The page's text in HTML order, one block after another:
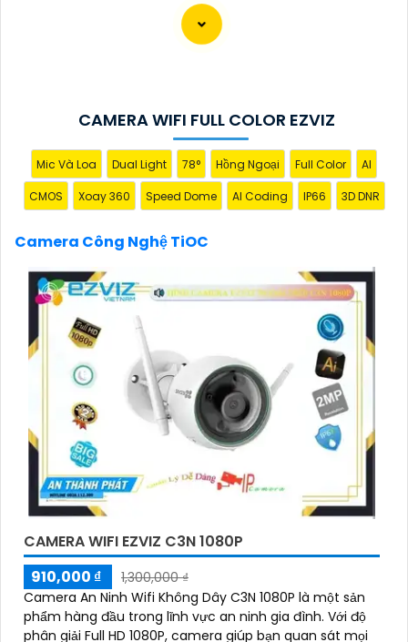
(Thermal Imaging for Object Classification). Được
thiết kế để cung cấp hình ảnh sắt nét và chất lượng
cao trong mọi điều kiện ánh sáng, camera TiOC là sự
lựa chọn lý tưởng để bảo vệ ngôi nhà hay doanh
nghiệp của bạn.
rõ ràng giữa người và vật thể khác, giúp hạn chế tối
đa việc báo động giả và gửi cảnh báo khi phát hiện
sự việc đáng ngờ. Camera TiOC cũng được trang bị
cảm biến hồng ngoại và công nghệ AI để giữ cho
hình ảnh luôn rõ ràng, ngay cả trong điều kiện ánh
sáng yếu.
Với khả năng ghi hình sắc nét và độ phân giải cao,
camera TiOC sẽ giúp bạn yên tâm theo dõi và giám
sát mọi hoạt động xung quanh ngôi nhà hay doanh
nghiệp của mình. Đồng thời, tính năng kết nối mạng
thông qua ứng dụng di động cũng giúp bạn dễ dàng
kiểm soát và quản lý từ xa mọi thứ một cách thuận
tiện.
CAMERA WIFI FULL COLOR EZVIZ
Mic Và Loa Dual Light 78° Hồng Ngoại Full Color AI
CMOS Xoay 360 Speed Dome AI Coding IP66 3D DNR
Camera Công Nghệ TiOC
CAMERA WIFI EZVIZ C3N 1080P
910,000 ₫
1,300,000 ₫
Camera An Ninh Wifi Không Dây C3N 1080P là một sản
phẩm hàng đầu trong lĩnh vực an ninh gia đình. Với độ
phân giải Full HD 1080P, camera giúp bạn quan sát mọi